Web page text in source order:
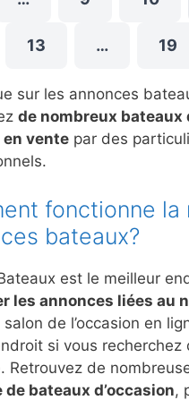
13 … 19
sur les annonces
de nombreux bateaux
vente par des
fonctionne la
bateaux?
est le meilleur
les annonces liées au
de l’occasion en
si vous recherchez
Retrouvez de
de bateaux d’occasion,